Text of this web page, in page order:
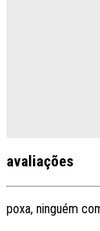
avaliações
poxa, ninguém